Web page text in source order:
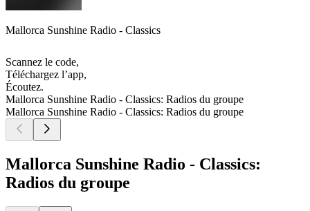
Mallorca Sunshine Radio - Classics
Scannez le code,
Téléchargez l’app,
Écoutez.
Mallorca Sunshine Radio - Classics: Radios du groupe
Mallorca Sunshine Radio - Classics: Radios du groupe
Mallorca Sunshine Radio - Classics:
Radios du groupe